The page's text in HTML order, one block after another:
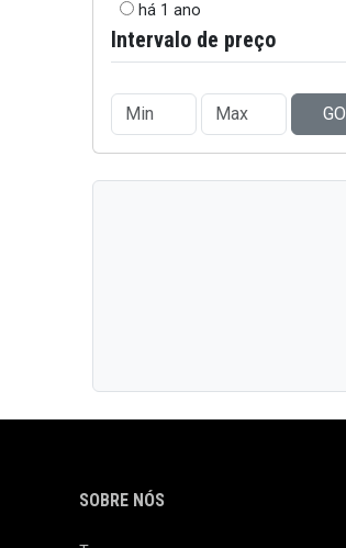
há 1 ano
Intervalo de preço
GO
SOBRE NÓS